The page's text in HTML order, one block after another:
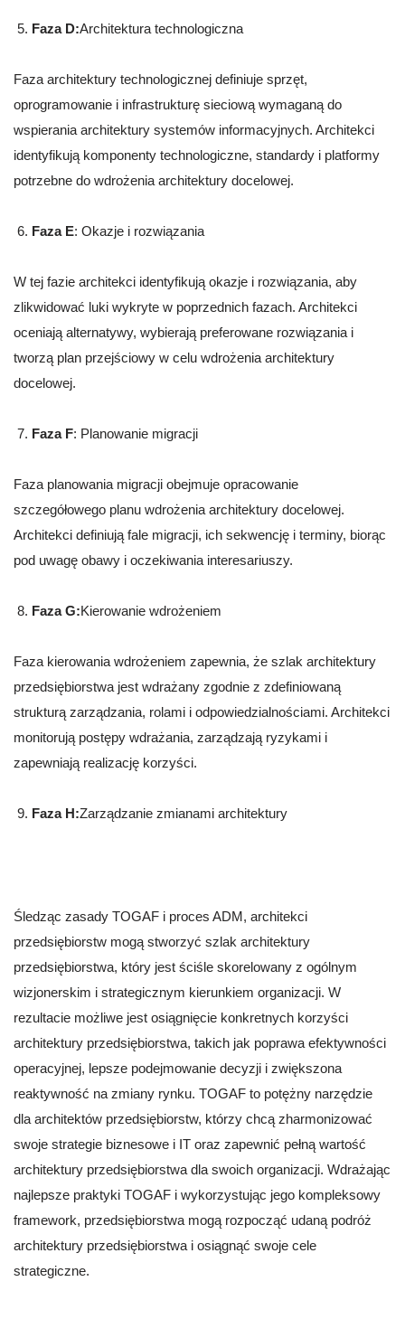
Faza D:Architektura technologiczna
Faza architektury technologicznej definiuje sprzęt,
oprogramowanie i infrastrukturę sieciową wymaganą do
wspierania architektury systemów informacyjnych. Architekci
identyfikują komponenty technologiczne, standardy i platformy
potrzebne do wdrożenia architektury docelowej.
Faza E: Okazje i rozwiązania
W tej fazie architekci identyfikują okazje i rozwiązania, aby
zlikwidować luki wykryte w poprzednich fazach. Architekci
oceniają alternatywy, wybierają preferowane rozwiązania i
tworzą plan przejściowy w celu wdrożenia architektury
docelowej.
Faza F: Planowanie migracji
Faza planowania migracji obejmuje opracowanie
szczegółowego planu wdrożenia architektury docelowej.
Architekci definiują fale migracji, ich sekwencję i terminy, biorąc
pod uwagę obawy i oczekiwania interesariuszy.
Faza G:Kierowanie wdrożeniem
Faza kierowania wdrożeniem zapewnia, że szlak architektury
przedsiębiorstwa jest wdrażany zgodnie z zdefiniowaną
strukturą zarządzania, rolami i odpowiedzialnościami. Architekci
monitorują postępy wdrażania, zarządzają ryzykami i
zapewniają realizację korzyści.
Faza H:Zarządzanie zmianami architektury
Śledząc zasady TOGAF i proces ADM, architekci
przedsiębiorstw mogą stworzyć szlak architektury
przedsiębiorstwa, który jest ściśle skorelowany z ogólnym
wizjonerskim i strategicznym kierunkiem organizacji. W
rezultacie możliwe jest osiągnięcie konkretnych korzyści
architektury przedsiębiorstwa, takich jak poprawa efektywności
operacyjnej, lepsze podejmowanie decyzji i zwiększona
reaktywność na zmiany rynku. TOGAF to potężny narzędzie
dla architektów przedsiębiorstw, którzy chcą zharmonizować
swoje strategie biznesowe i IT oraz zapewnić pełną wartość
architektury przedsiębiorstwa dla swoich organizacji. Wdrażając
najlepsze praktyki TOGAF i wykorzystując jego kompleksowy
framework, przedsiębiorstwa mogą rozpocząć udaną podróż
architektury przedsiębiorstwa i osiągnąć swoje cele
strategiczne.